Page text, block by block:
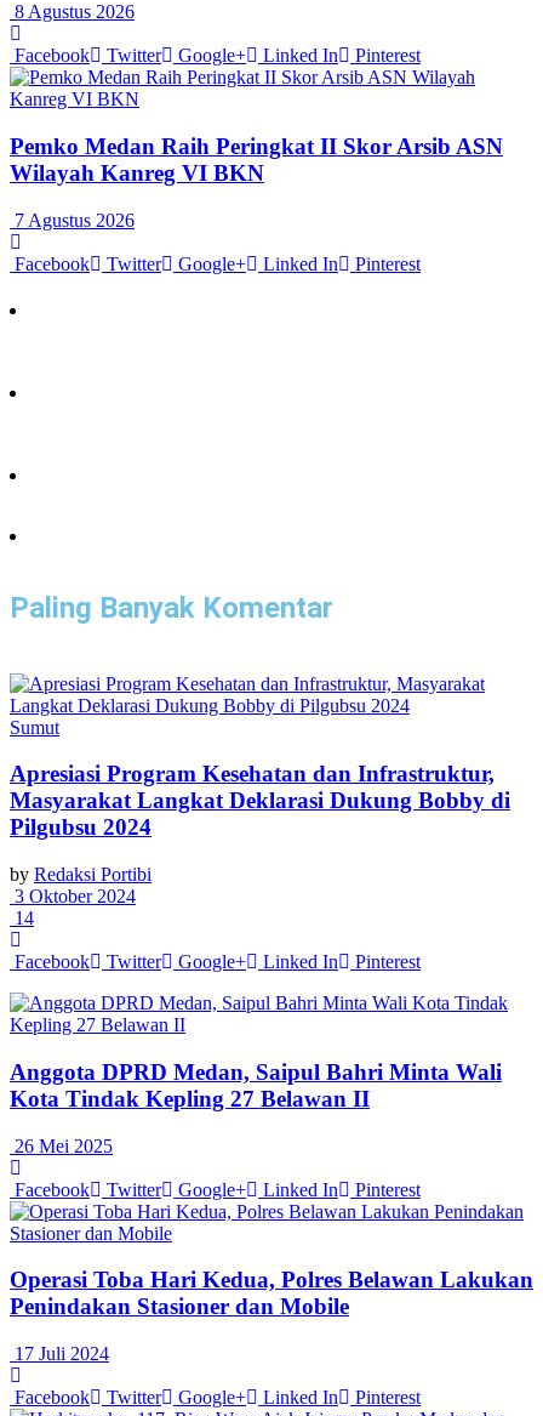
8 Agustus 2026
Facebook Twitter Google+ Linked In Pinterest
Pemko Medan Raih Peringkat II Skor Arsib ASN
Wilayah Kanreg VI BKN
7 Agustus 2026
Facebook Twitter Google+ Linked In Pinterest
Paling Banyak Komentar
Sumut
Apresiasi Program Kesehatan dan Infrastruktur,
Masyarakat Langkat Deklarasi Dukung Bobby di
Pilgubsu 2024
by Redaksi Portibi
3 Oktober 2024
14
Facebook Twitter Google+ Linked In Pinterest
Anggota DPRD Medan, Saipul Bahri Minta Wali
Kota Tindak Kepling 27 Belawan II
26 Mei 2025
Facebook Twitter Google+ Linked In Pinterest
Operasi Toba Hari Kedua, Polres Belawan Lakukan
Penindakan Stasioner dan Mobile
17 Juli 2024
Facebook Twitter Google+ Linked In Pinterest